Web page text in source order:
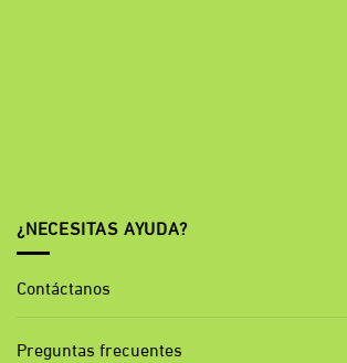
¿NECESITAS AYUDA?
Contáctanos
Preguntas frecuentes